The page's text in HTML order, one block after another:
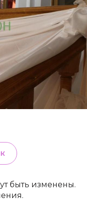
быть изменены.